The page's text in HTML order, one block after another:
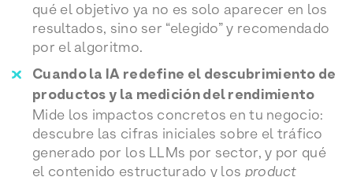
qué el objetivo ya no es solo aparecer en los
resultados, sino ser “elegido” y recomendado
por el algoritmo.
Cuando la IA redefine el descubrimiento de
productos y la medición del rendimiento
Mide los impactos concretos en tu negocio:
descubre las cifras iniciales sobre el tráfico
generado por los LLMs por sector, y por qué
el contenido estructurado y los product